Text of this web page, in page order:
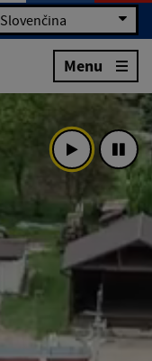
Slovenčina
Menu